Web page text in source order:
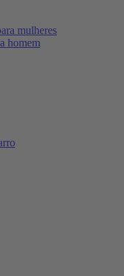
mulheres
homem